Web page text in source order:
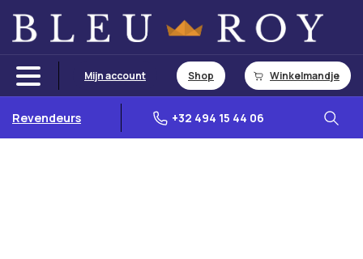
Mijn account Shop Winkelmandje
Revendeurs +32 494 15 44 06